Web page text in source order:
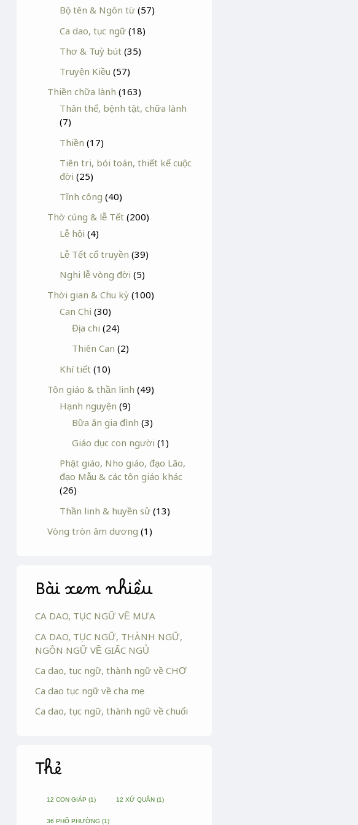
Bộ tên & Ngôn từ (57)
Ca dao, tục ngữ (18)
Thơ & Tuỳ bút (35)
Truyện Kiều (57)
Thiền chữa lành (163)
Thân thể, bệnh tật, chữa lành
(7)
Thiền (17)
Tiên tri, bói toán, thiết kế cuộc
đời (25)
Tĩnh công (40)
Thờ cúng & lễ Tết (200)
Lễ hội (4)
Lễ Tết cổ truyền (39)
Nghi lễ vòng đời (5)
Thời gian & Chu kỳ (100)
Can Chi (30)
Địa chi (24)
Thiên Can (2)
Khí tiết (10)
Tôn giáo & thần linh (49)
Hạnh nguyện (9)
Bữa ăn gia đình (3)
Giáo dục con người (1)
Phật giáo, Nho giáo, đạo Lão,
đạo Mẫu & các tôn giáo khác
(26)
Thần linh & huyền sử (13)
Vòng tròn âm dương (1)
Bài xem nhiều
CA DAO, TỤC NGỮ VỀ MƯA
CA DAO, TỤC NGỮ, THÀNH NGỮ,
NGÔN NGỮ VỀ GIẤC NGỦ
Ca dao, tục ngữ, thành ngữ về CHỢ
Ca dao tục ngữ về cha mẹ
Ca dao, tục ngữ, thành ngữ về chuối
Thẻ
12 CON GIÁP (1) 12 XỨ QUÂN (1)
36 PHỐ PHƯỜNG (1)